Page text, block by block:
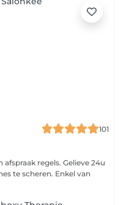
101
regels. Gelieve 24u
te scheren. Enkel van